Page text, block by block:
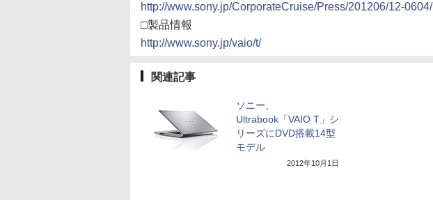
http://www.sony.jp/CorporateCruise/Press/201206/12-0604/
□製品情報
http://www.sony.jp/vaio/t/
関連記事
ソニー、
Ultrabook「VAIO T」シ
リーズにDVD搭載14型
モデル
2012年10月1日